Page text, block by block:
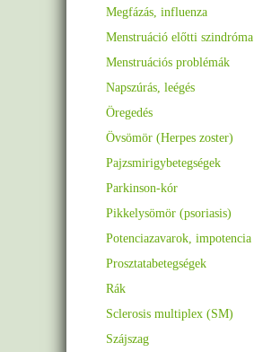
Megfázás, influenza
Menstruáció előtti szindróma
Menstruációs problémák
Napszúrás, leégés
Öregedés
Övsömör (Herpes zoster)
Pajzsmirigybetegségek
Parkinson-kór
Pikkelysömör (psoriasis)
Potenciazavarok, impotencia
Prosztatabetegségek
Rák
Sclerosis multiplex (SM)
Szájszag